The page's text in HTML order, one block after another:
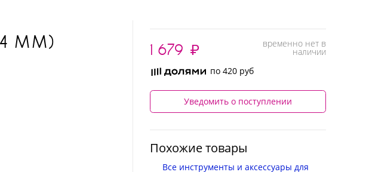
4 ММ) 1 679 ₽ временно нет в
наличии
по 420 руб
Уведомить о поступлении
Похожие товары
Все инструменты и аксессуары для